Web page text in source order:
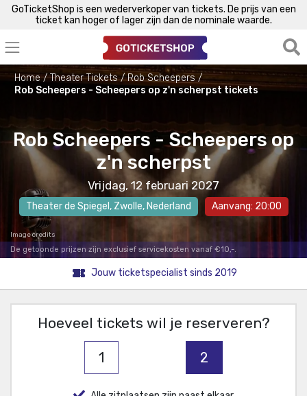
GoTicketShop is een wederverkoper van tickets. De prijs van een
ticket kan hoger of lager zijn dan de nominale waarde.
Home Theater Tickets
Rob Scheepers
Rob Scheepers - Scheepers op z'n scherpst tickets
Rob Scheepers - Scheepers op
z'n scherpst
Vrijdag, 12 februari 2027
Theater de Spiegel , Zwolle, Nederland Aanvang: 20:00
Image credits
De getoonde prijzen zijn exclusief servicekosten vanaf €10,-.
Jouw ticketspecialist sinds 2019
Hoeveel tickets wil je reserveren?
1 2